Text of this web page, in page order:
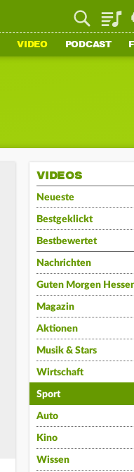
VIDEO PODCAST
VIDEOS
Neueste
Bestgeklickt
Bestbewertet
Nachrichten
Guten Morgen
Magazin
Aktionen
Musik & Stars
Wirtschaft
Sport
Auto
Kino
Wissen